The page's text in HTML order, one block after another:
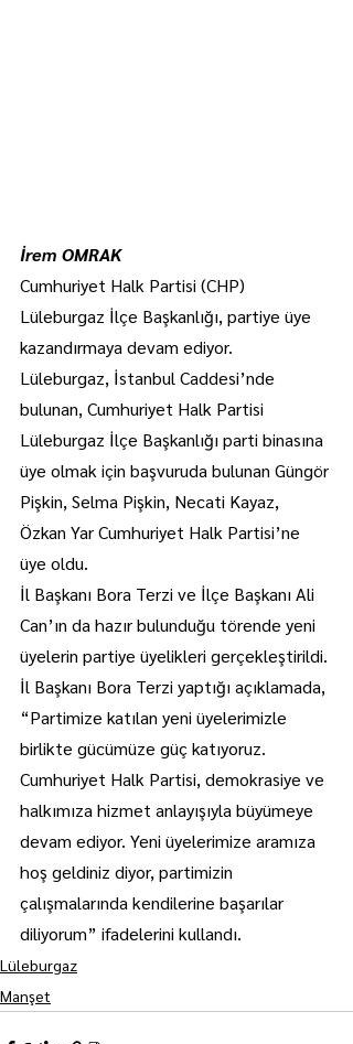
İrem OMRAK
Cumhuriyet Halk Partisi (CHP)
Lüleburgaz İlçe Başkanlığı, partiye üye
kazandırmaya devam ediyor.
Lüleburgaz, İstanbul Caddesi’nde
bulunan, Cumhuriyet Halk Partisi
Lüleburgaz İlçe Başkanlığı parti binasına
üye olmak için başvuruda bulunan Güngör
Pişkin, Selma Pişkin, Necati Kayaz,
Özkan Yar Cumhuriyet Halk Partisi’ne
üye oldu.
İl Başkanı Bora Terzi ve İlçe Başkanı Ali
Can’ın da hazır bulunduğu törende yeni
üyelerin partiye üyelikleri gerçekleştirildi.
İl Başkanı Bora Terzi yaptığı açıklamada,
“Partimize katılan yeni üyelerimizle
birlikte gücümüze güç katıyoruz.
Cumhuriyet Halk Partisi, demokrasiye ve
halkımıza hizmet anlayışıyla büyümeye
devam ediyor. Yeni üyelerimize aramıza
hoş geldiniz diyor, partimizin
çalışmalarında kendilerine başarılar
diliyorum” ifadelerini kullandı.
Lüleburgaz
Manşet